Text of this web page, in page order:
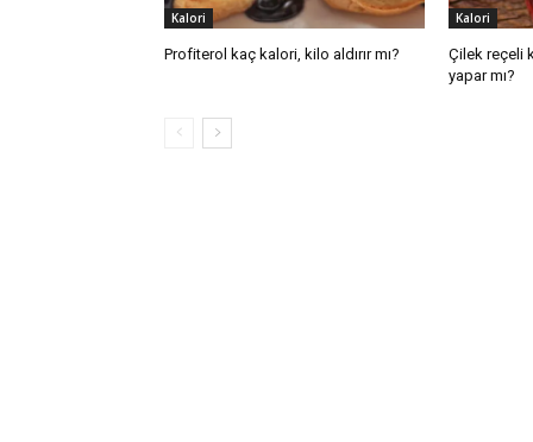
Kalori
Profiterol kaç kalori, kilo aldırır mı?
Kalori
Çilek reçeli
yapar mı?